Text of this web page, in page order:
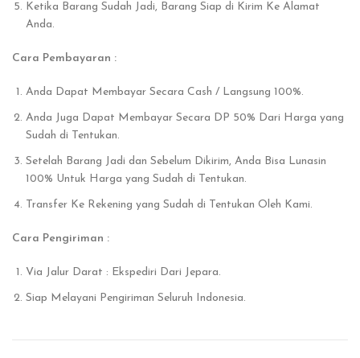
Ketika Barang Sudah Jadi, Barang Siap di Kirim Ke Alamat
Anda.
Cara Pembayaran :
Anda Dapat Membayar Secara Cash / Langsung 100%.
Anda Juga Dapat Membayar Secara DP 50% Dari Harga yang
Sudah di Tentukan.
Setelah Barang Jadi dan Sebelum Dikirim, Anda Bisa Lunasin
100% Untuk Harga yang Sudah di Tentukan.
Transfer Ke Rekening yang Sudah di Tentukan Oleh Kami.
Cara Pengiriman :
Via Jalur Darat : Ekspediri Dari Jepara.
Siap Melayani Pengiriman Seluruh Indonesia.